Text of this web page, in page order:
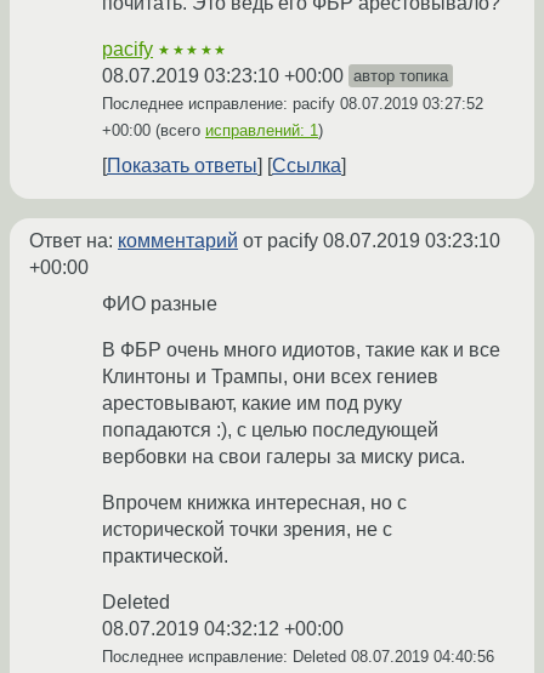
pacify ★★★★★
08.07.2019 03:23:10 +00:00 автор топика
Последнее исправление: pacify 08.07.2019 03:27:52
+00:00 (всего исправлений: 1)
Показать ответы Ссылка
Ответ на: комментарий от pacify 08.07.2019 03:23:10
+00:00
ФИО разные
В ФБР очень много идиотов, такие как и все
Клинтоны и Трампы, они всех гениев
арестовывают, какие им под руку
попадаются :), с целью последующей
вербовки на свои галеры за миску риса.
Впрочем книжка интересная, но с
исторической точки зрения, не с
практической.
Deleted
08.07.2019 04:32:12 +00:00
Последнее исправление: Deleted 08.07.2019 04:40:56